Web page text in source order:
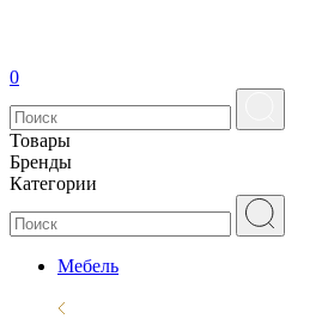
0
Товары
Бренды
Категории
Мебель